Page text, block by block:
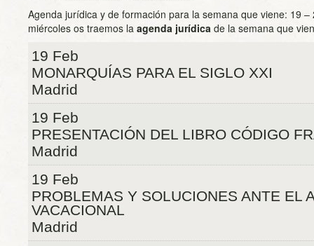
Agenda jurídica y de formación para la semana que viene: 19
miércoles os traemos la agenda jurídica de la semana que
19 Feb
MONARQUÍAS PARA EL SIGLO XXI
Madrid
19 Feb
PRESENTACIÓN DEL LIBRO CÓDIGO
Madrid
19 Feb
PROBLEMAS Y SOLUCIONES ANTE EL
VACACIONAL
Madrid